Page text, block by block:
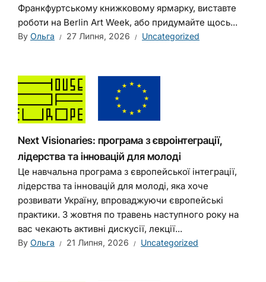
Франкфуртському книжковому ярмарку, виставте
роботи на Berlin Art Week, або придумайте щось...
By Ольга 27 Липня, 2026 Uncategorized
Next Visionaries: програма з євроінтеграції,
лідерства та інновацій для молоді
Це навчальна програма з європейської інтеграції,
лідерства та інновацій для молоді, яка хоче
розвивати Україну, впроваджуючи європейські
практики. З жовтня по травень наступного року на
вас чекають активні дискусії, лекції...
By Ольга 21 Липня, 2026 Uncategorized